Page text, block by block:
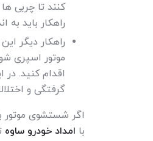
کنند تا چربی
راهکار باید
راهکار دیگر
موتور اسپری
اقدام کنید.
گرفتگی و
اگر شستشوی موتور
با امداد خودرو ساوه